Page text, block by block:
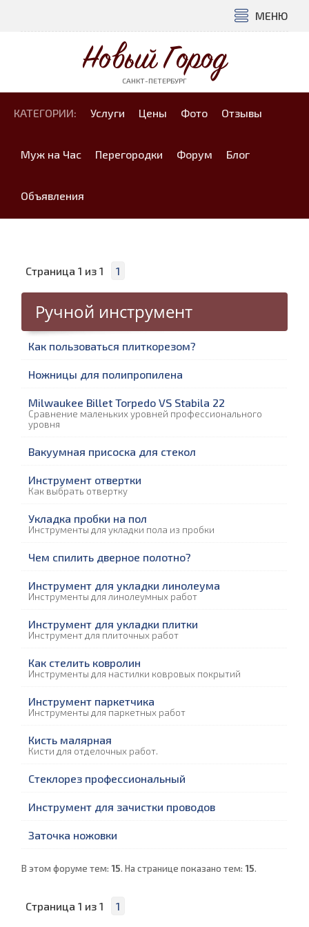
МЕНЮ
Новый Город
САНКТ-ПЕТЕРБУРГ
КАТЕГОРИИ: Услуги Цены Фото Отзывы
Муж на Час Перегородки Форум Блог
Объявления
Страница 1 из 1 1
Ручной инструмент
Как пользоваться плиткорезом?
Ножницы для полипропилена
Milwaukee Billet Torpedo VS Stabila 22
Сравнение маленьких уровней профессионального
уровня
Вакуумная присоска для стекол
Инструмент отвертки
Как выбрать отвертку
Укладка пробки на пол
Инструменты для укладки пола из пробки
Чем спилить дверное полотно?
Инструмент для укладки линолеума
Инструменты для линолеумных работ
Инструмент для укладки плитки
Инструмент для плиточных работ
Как стелить ковролин
Инструменты для настилки ковровых покрытий
Инструмент паркетчика
Инструменты для паркетных работ
Кисть малярная
Кисти для отделочных работ.
Cтеклорез профессиональный
Инструмент для зачистки проводов
Заточка ножовки
В этом форуме тем: 15. На странице показано тем: 15.
Страница 1 из 1 1